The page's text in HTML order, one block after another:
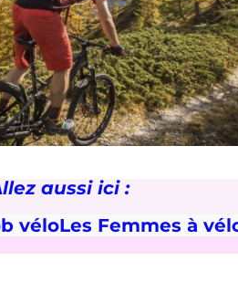
aussi ici :
véloLes Femmes à